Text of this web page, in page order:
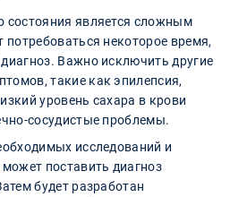
состояния является сложным
некоторое время,
Важно исключить другие
такие как эпилепсия,
уровень сахара в крови
сосудистые проблемы.
исследований и
поставить диагноз
будет разработан